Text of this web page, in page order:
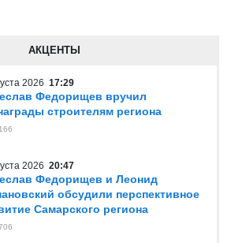
АКЦЕНТЫ
2026 17:29
Федорищев вручил
строителям региона
166
2026 20:47
Федорищев и Леонид
обсудили перспективное
Самарского региона